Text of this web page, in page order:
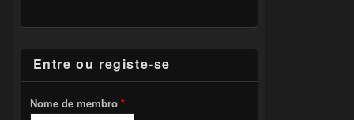
Entre ou registe-se
Nome de membro *